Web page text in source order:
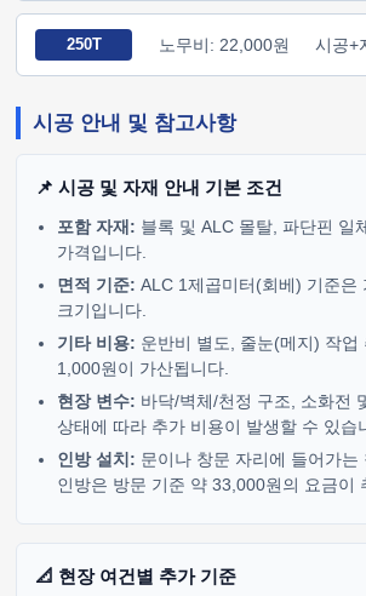
250T 노무비: 22,000원 시공+
시공 안내 및 참고사항
📌 시공 및 자재 안내 기본 조건
포함 자재: 블록 및 ALC 몰탈, 파단핀 일
가격입니다.
면적 기준: ALC 1제곱미터(회베) 기준은
크기입니다.
기타 비용: 운반비 별도, 줄눈(메지) 작업
1,000원이 가산됩니다.
현장 변수: 바닥/벽체/천정 구조, 소화전
상태에 따라 추가 비용이 발생할 수 있습
인방 설치: 문이나 창문 자리에 들어가는
인방은 방문 기준 약 33,000원의 요금이
📐 현장 여건별 추가 기준